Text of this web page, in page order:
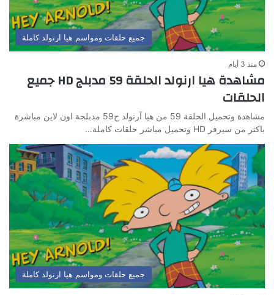
جميع حلقات ومواسم هيا ارنولد كاملة
منذ 3 أيام
مشاهدة هيا ارنولد الحلقة 59 مدبلج HD جميع
الحلقات
مشاهدة وتحميل الحلقة 59 من هيا آرنولد ح59 مدبلجة اون لاين مباشرة
باكثر من سيرفر HD وتحميل مباشر حلقات كاملة…
جميع حلقات ومواسم هيا ارنولد كاملة